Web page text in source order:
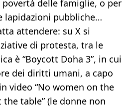
delle famiglie, o per
lapidazioni pubbliche…
attendere: su X si
di protesta, tra le
è “Boycott Doha 3”, in cui
dei diritti umani, a capo
video “No women on the
table” (le donne non